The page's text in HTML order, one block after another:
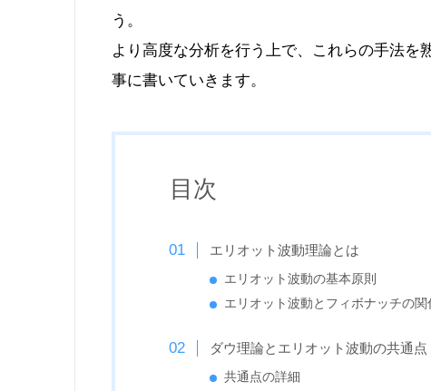
う。
より高度な分析を行う上で、これらの手法
事に書いていきます。
目次
エリオット波動理論とは
エリオット波動の基本原則
エリオット波動とフィボナッチの関
ダウ理論とエリオット波動の共通点
共通点の詳細